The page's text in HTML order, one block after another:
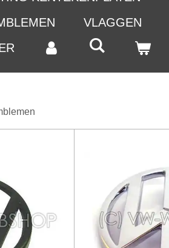
VLAGGEN